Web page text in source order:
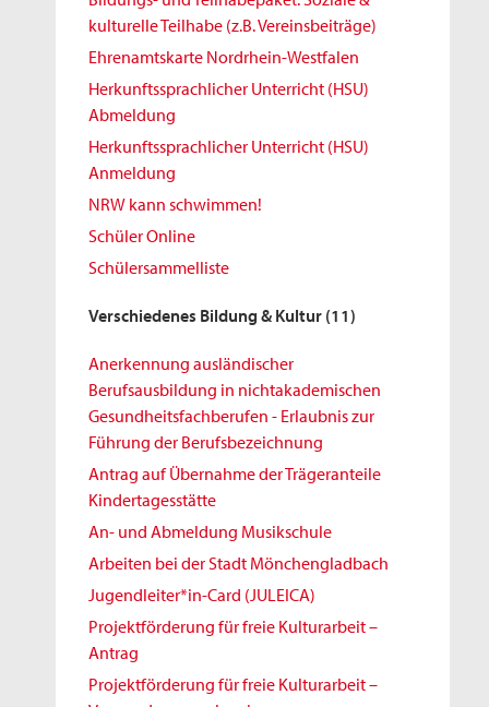
kulturelle Teilhabe (z.B. Vereinsbeiträge)
Ehrenamtskarte Nordrhein-Westfalen
Herkunftssprachlicher Unterricht (HSU)
Abmeldung
Herkunftssprachlicher Unterricht (HSU)
Anmeldung
NRW kann schwimmen!
Schüler Online
Schülersammelliste
Verschiedenes Bildung & Kultur (11)
Anerkennung ausländischer
Berufsausbildung in nichtakademischen
Gesundheitsfachberufen - Erlaubnis zur
Führung der Berufsbezeichnung
Antrag auf Übernahme der Trägeranteile
Kindertagesstätte
An- und Abmeldung Musikschule
Arbeiten bei der Stadt Mönchengladbach
Jugendleiter*in-Card (JULEICA)
Projektförderung für freie Kulturarbeit –
Antrag
Projektförderung für freie Kulturarbeit –